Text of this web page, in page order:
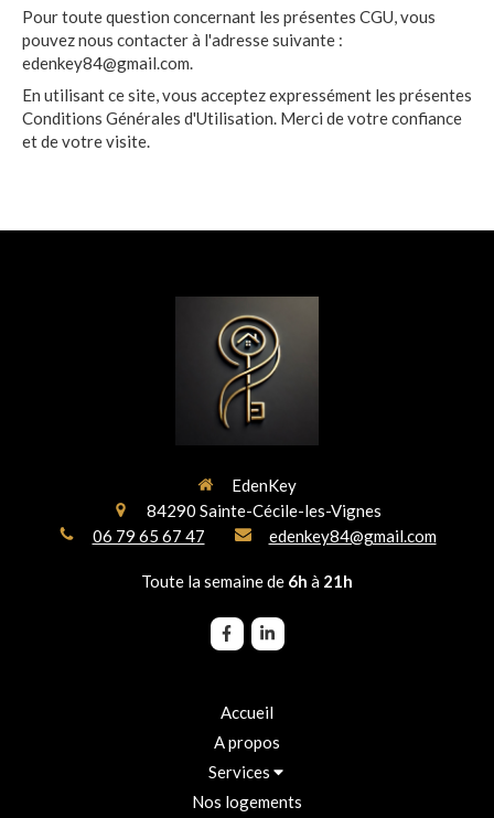
Pour toute question concernant les présentes CGU, vous
pouvez nous contacter à l'adresse suivante :
edenkey84@gmail.com.
En utilisant ce site, vous acceptez expressément les présentes
Conditions Générales d'Utilisation. Merci de votre confiance
et de votre visite.
EdenKey
84290 Sainte-Cécile-les-Vignes
06 79 65 67 47
edenkey84@gmail.com
Toute la semaine de 6h à 21h
Accueil
A propos
Services
Nos logements